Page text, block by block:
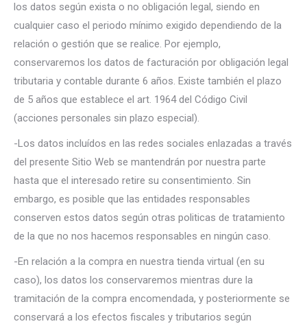
los datos según exista o no obligación legal, siendo en
cualquier caso el periodo mínimo exigido dependiendo de la
relación o gestión que se realice. Por ejemplo,
conservaremos los datos de facturación por obligación legal
tributaria y contable durante 6 años. Existe también el plazo
de 5 años que establece el art. 1964 del Código Civil
(acciones personales sin plazo especial).
-Los datos incluídos en las redes sociales enlazadas a través
del presente Sitio Web se mantendrán por nuestra parte
hasta que el interesado retire su consentimiento. Sin
embargo, es posible que las entidades responsables
conserven estos datos según otras politicas de tratamiento
de la que no nos hacemos responsables en ningún caso.
-En relación a la compra en nuestra tienda virtual (en su
caso), los datos los conservaremos mientras dure la
tramitación de la compra encomendada, y posteriormente se
conservará a los efectos fiscales y tributarios según